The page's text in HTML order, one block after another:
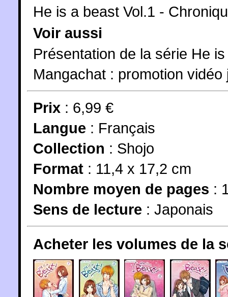
He is a beast Vol.1 -
Voir aussi
Présentation de la série He
Mangachat : promotion vidéo
Prix : 6,99 €
Langue : Français
Collection : Shojo
Format : 11,4 x 17,2 cm
Nombre moyen de pages :
Sens de lecture : Japonais
Acheter les volumes de la